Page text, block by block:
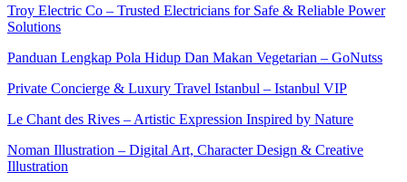
Troy Electric Co – Trusted Electricians for Safe & Reliable Power
Solutions
Panduan Lengkap Pola Hidup Dan Makan Vegetarian – GoNutss
Private Concierge & Luxury Travel Istanbul – Istanbul VIP
Le Chant des Rives – Artistic Expression Inspired by Nature
Noman Illustration – Digital Art, Character Design & Creative
Illustration